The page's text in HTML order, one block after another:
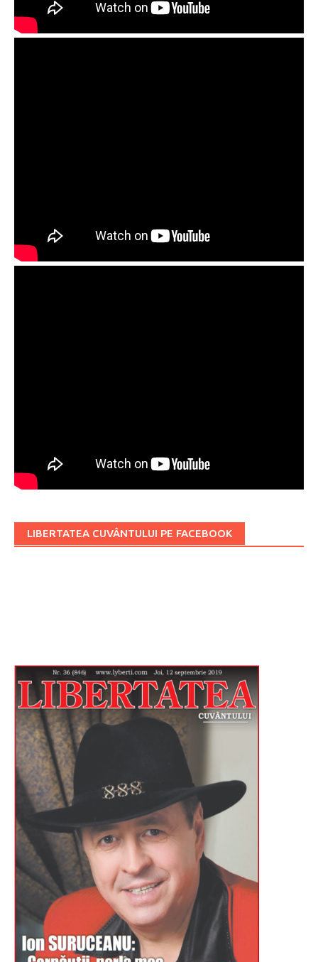
LIBERTATEA CUVÂNTULUI PE FACEBOOK